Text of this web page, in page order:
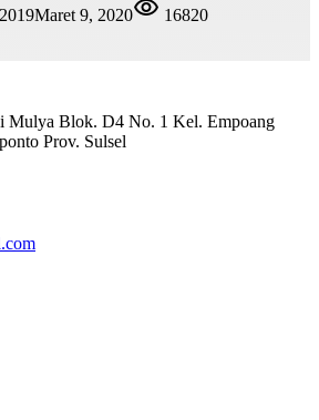
Maret 9, 2020 16820
Mulya Blok. D4 No. 1 Kel. Empoang
Prov. Sulsel